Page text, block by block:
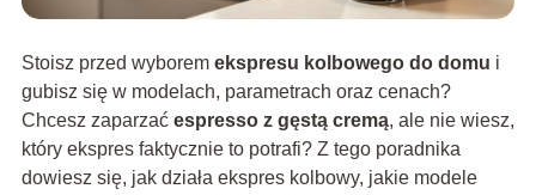
Stoisz przed wyborem ekspresu kolbowego do domu i
gubisz się w modelach, parametrach oraz cenach?
Chcesz zaparzać espresso z gęstą cremą, ale nie wiesz,
który ekspres faktycznie to potrafi? Z tego poradnika
dowiesz się, jak działa ekspres kolbowy, jakie modele